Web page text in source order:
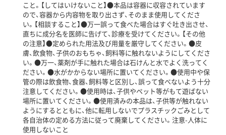
こと。【してはいけないこと】●本品は容器に収容されています
ので、容器から内容物を取り出さず、そのまま使用してくださ
い。【相談すること】●万一誤って食べた場合はすぐ吐き出させ、
直ちに成分名を医師に告げて、診療を受けてください。【その他
の注意】●定められた用法及び用量を厳守してください。●皮
膚、飲食物、子供のおもちゃ、飼料等に触れないようにしてくださ
い。●万一、薬剤が手に触れた場合は石けんと水でよく洗ってく
ださい。●水がかからない場所に置いてください。●使用中や保
管の際は飲食物、食器、飼料等と区別し、誤って食べないよう十分
注意してください。●使用時は、子供やペット等がもて遊ばない
場所に置いてください。●使用済みの本品は、子供等が触れない
ようにするとともに、他に転用しないでプラスチックごみとして
各自治体の定める方法に従って廃棄してください。注意-人体に
使用しないこと